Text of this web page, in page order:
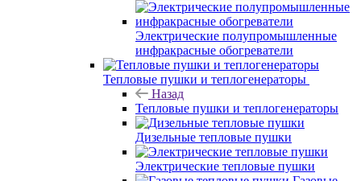
Электрические полупромышленные
инфракрасные обогреватели
Тепловые пушки и теплогенераторы
Назад
Тепловые пушки и теплогенераторы
Дизельные тепловые пушки
Электрические тепловые пушки